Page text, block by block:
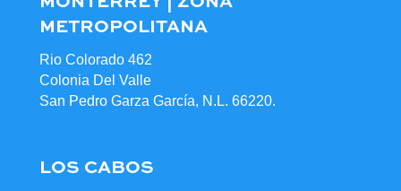
METROPOLITANA
Rio Colorado 462
Colonia Del Valle
San Pedro Garza García, N.L. 66220.
LOS CABOS